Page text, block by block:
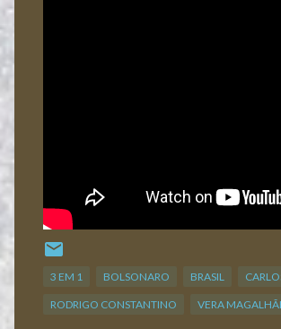
3 EM 1 BOLSONARO BRASIL
RODRIGO CONSTANTINO VERA